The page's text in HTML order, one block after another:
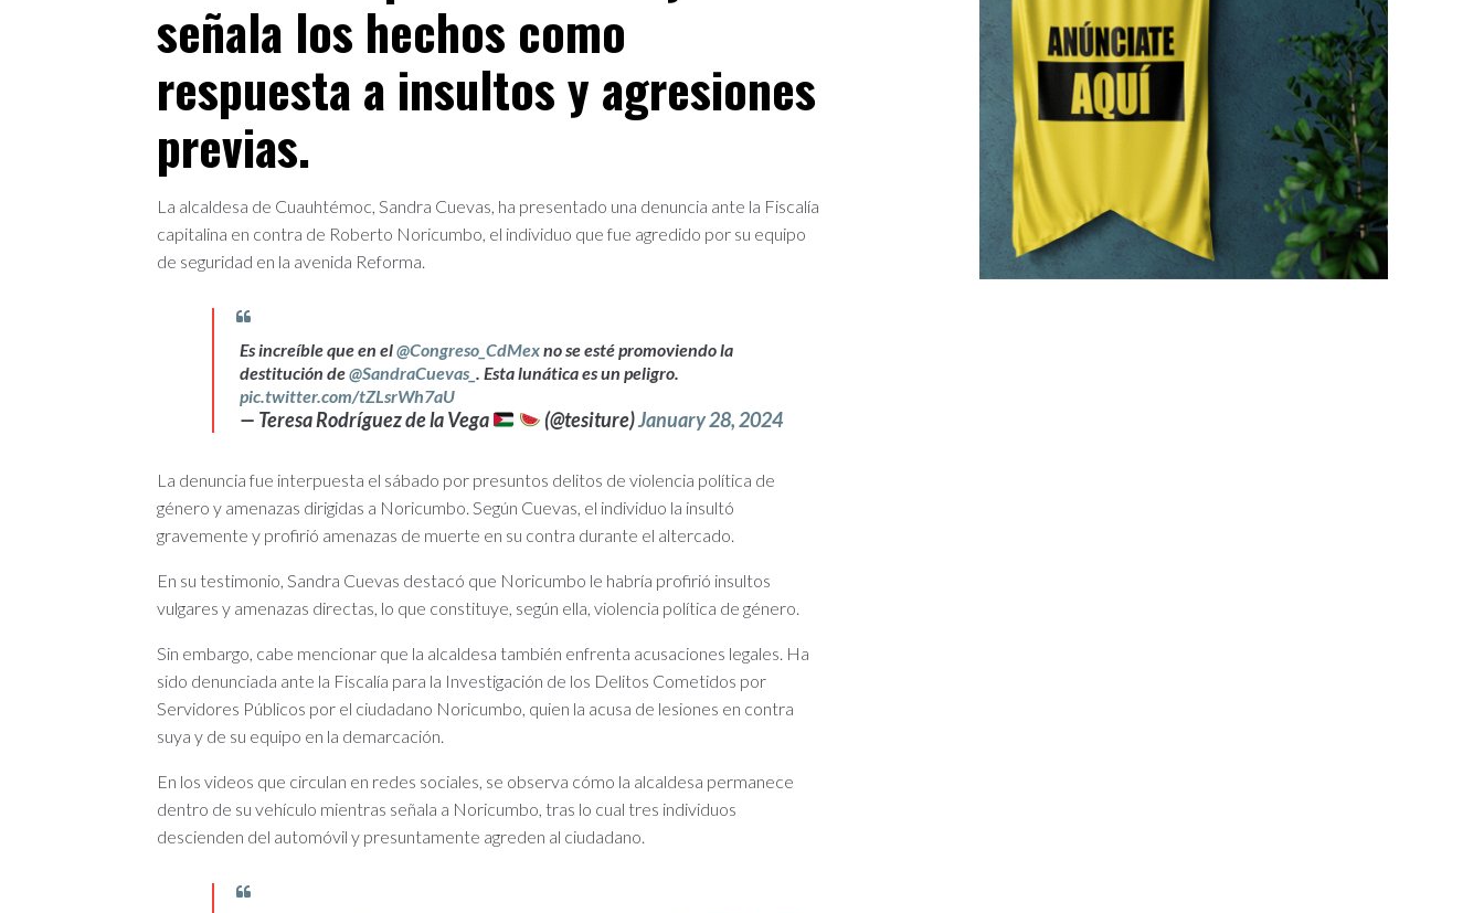
señala los hechos como
respuesta a insultos y agresiones
previas.
La alcaldesa de Cuauhtémoc, Sandra Cuevas, ha presentado una denuncia ante la Fiscalía
capitalina en contra de Roberto Noricumbo, el individuo que fue agredido por su equipo
de seguridad en la avenida Reforma.
Es increíble que en el@Congreso_CdMexno se esté promoviendo la
destitución de@SandraCuevas_ . Esta lunática es un peligro.
pic.twitter.com/tZLsrWh7aU
— Teresa Rodríguez de la Vega (@tesiture)January 28, 2024
La denuncia fue interpuesta el sábado por presuntos delitos de violencia política de
género y amenazas dirigidas a Noricumbo. Según Cuevas, el individuo la insultó
gravemente y profirió amenazas de muerte en su contra durante el altercado.
En su testimonio, Sandra Cuevas destacó que Noricumbo le habría profirió insultos
vulgares y amenazas directas, lo que constituye, según ella, violencia política de género.
Sin embargo, cabe mencionar que la alcaldesa también enfrenta acusaciones legales. Ha
sido denunciada ante la Fiscalía para la Investigación de los Delitos Cometidos por
Servidores Públicos por el ciudadano Noricumbo, quien la acusa de lesiones en contra
suya y de su equipo en la demarcación.
En los videos que circulan en redes sociales, se observa cómo la alcaldesa permanece
dentro de su vehículo mientras señala a Noricumbo, tras lo cual tres individuos
descienden del automóvil y presuntamente agreden al ciudadano.